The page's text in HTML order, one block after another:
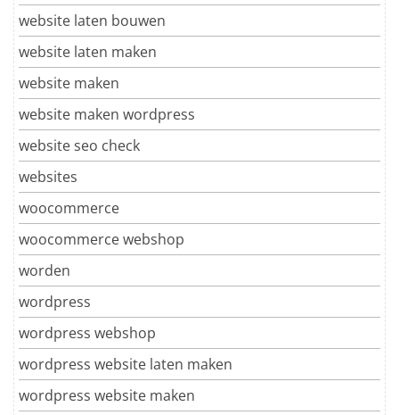
website laten bouwen
website laten maken
website maken
website maken wordpress
website seo check
websites
woocommerce
woocommerce webshop
worden
wordpress
wordpress webshop
wordpress website laten maken
wordpress website maken